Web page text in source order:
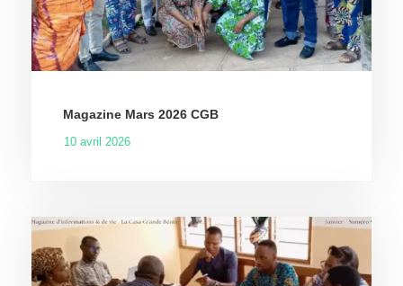
Magazine Mars 2026 CGB
10 avril 2026